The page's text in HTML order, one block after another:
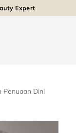
Expert
Penuaan Dini